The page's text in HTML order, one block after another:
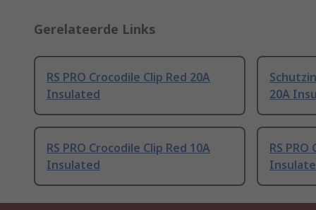
Gerelateerde Links
RS PRO Crocodile Clip Red 20A
Insulated
20A
RS PRO Crocodile Clip Red 10A
Insulated
RS